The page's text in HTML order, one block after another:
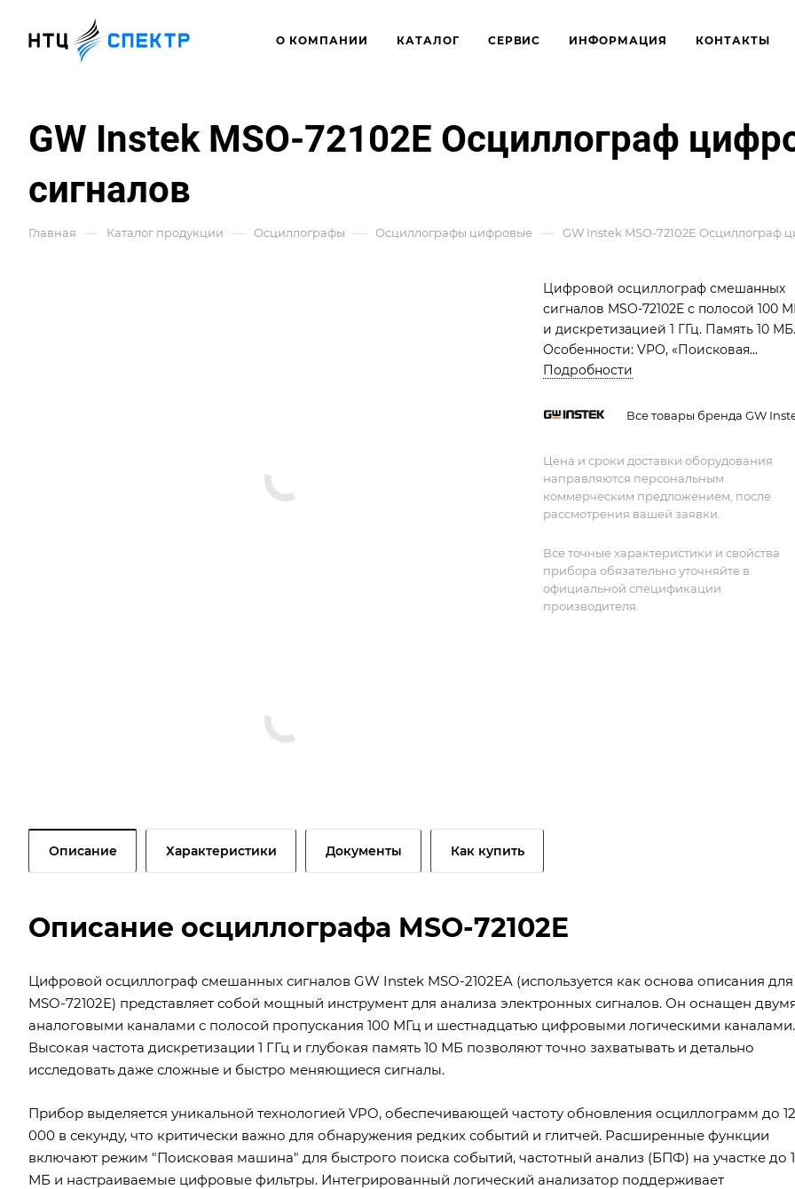
О КОМПАНИИ КАТАЛОГ СЕРВИС ИНФОРМАЦИЯ КОНТАКТЫ
GW Instek MSO-72102E Осциллограф
сигналов
Главная — Каталог продукции — Осциллографы — Осциллографы цифровые — GW Instek MSO-72102E Осциллограф
Цифровой осциллограф смешанных
сигналов MSO-72102E с полосой 100
и дискретизацией 1 ГГц. Память 10 МБ.
Особенности: VPO, «Поисковая
машина», БПФ, цифровой фильтр,
CAN/LIN), регистратор данных.
Подробности
Все товары бренда GW
Цена и сроки доставки оборудования
направляются персональным
коммерческим предложением, после
рассмотрения вашей заявки.
Все точные характеристики и свойства
прибора обязательно уточняйте в
официальной спецификации
производителя.
Описание Характеристики Документы Как купить
Описание осциллографа MSO-72102E
Цифровой осциллограф смешанных сигналов GW Instek MSO-2102EA (используется как основа описания для
MSO-72102E) представляет собой мощный инструмент для анализа электронных сигналов. Он оснащен
аналоговыми каналами с полосой пропускания 100 МГц и шестнадцатью цифровыми логическими каналами.
Высокая частота дискретизации 1 ГГц и глубокая память 10 МБ позволяют точно захватывать и детально
исследовать даже сложные и быстро меняющиеся сигналы.
Прибор выделяется уникальной технологией VPO, обеспечивающей частоту обновления осциллограмм до
000 в секунду, что критически важно для обнаружения редких событий и глитчей. Расширенные функции
включают режим "Поисковая машина" для быстрого поиска событий, частотный анализ (БПФ) на участке до 1
МБ и настраиваемые цифровые фильтры. Интегрированный логический анализатор поддерживает